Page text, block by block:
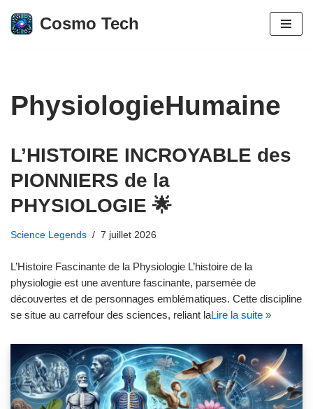
Aller
Cosmo Tech
PhysiologieHumaine
L’HISTOIRE INCROYABLE des
PIONNIERS de la
PHYSIOLOGIE 🌟
Science Legends 7 juillet 2026
L’Histoire Fascinante de la Physiologie L’histoire de la
physiologie est une aventure fascinante, parsemée de
découvertes et de personnages emblématiques. Cette discipline
se situe au carrefour des sciences, reliant laLire la suite »